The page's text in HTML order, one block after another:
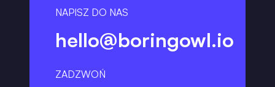
NAPISZ DO NAS
hello@boringowl.io
ZADZWOŃ